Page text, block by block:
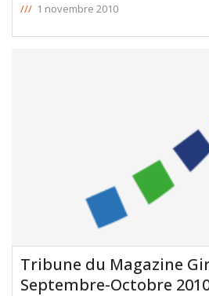
/// 1 novembre 2010
Tribune du Magazine
Septembre-Octobre